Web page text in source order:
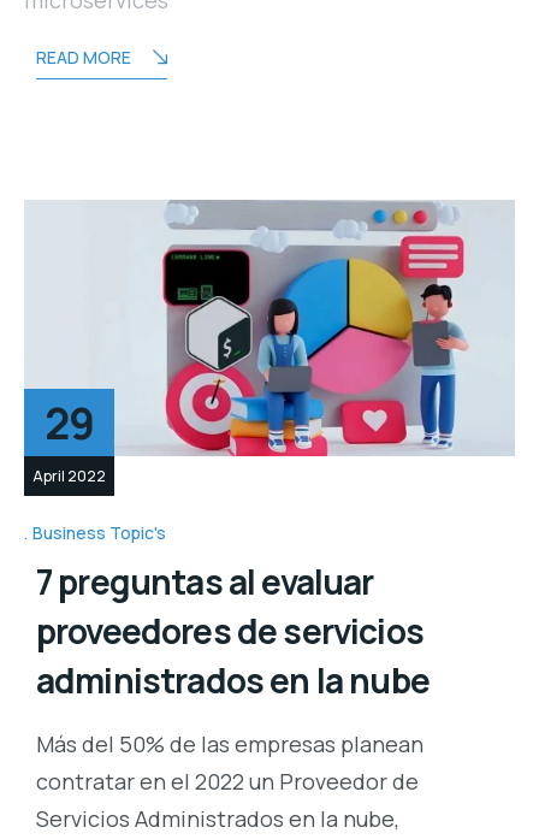
READ MORE
29
April 2022
Business Topic's
7 preguntas al evaluar
proveedores de servicios
administrados en la nube
Más del 50% de las empresas planean
contratar en el 2022 un Proveedor de
Servicios Administrados en la nube,